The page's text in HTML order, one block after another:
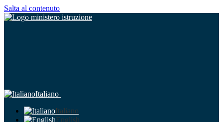
Salta al contenuto
Italiano
Italiano
English